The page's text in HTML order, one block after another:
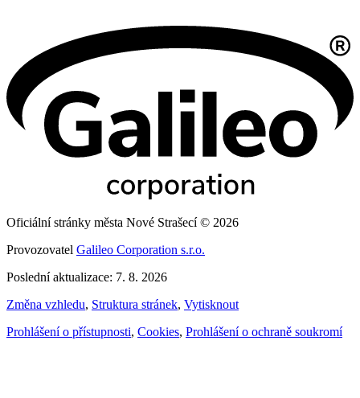
Oficiální stránky města Nové Strašecí © 2026
Provozovatel Galileo Corporation s.r.o.
Poslední aktualizace: 7. 8. 2026
Změna vzhledu, Struktura stránek, Vytisknout
Prohlášení o přístupnosti, Cookies, Prohlášení o ochraně soukromí